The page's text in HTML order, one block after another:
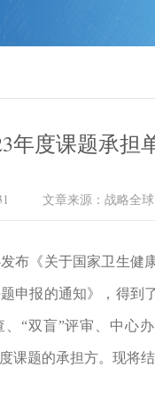
年度课题承担
31 文章来源：战略全球
布 《关于国家卫生健
申报的通知》 ，得到
、“双盲”评审 、中心
课题的承担方。现将